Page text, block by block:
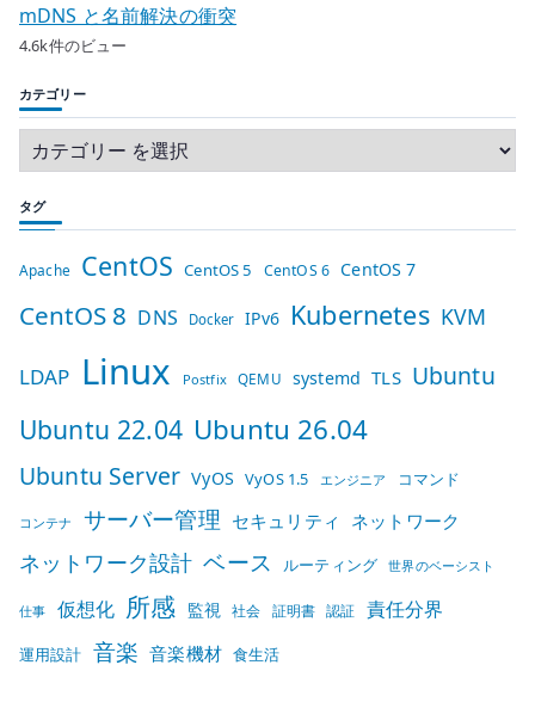
mDNS と名前解決の衝突
4.6k件のビュー
カテゴリー
タグ
Apache CentOS CentOS 5 CentOS 6 CentOS 7
CentOS 8 DNS Docker IPv6 Kubernetes KVM
LDAP Linux Postfix QEMU systemd TLS Ubuntu
Ubuntu 22.04 Ubuntu 26.04
Ubuntu Server VyOS VyOS 1.5 エンジニア コマンド
コンテナ サーバー管理 セキュリティ ネットワーク
ネットワーク設計 ベース ルーティング 世界のベーシスト
仕事 仮想化 所感 監視 社会 証明書 認証 責任分界
運用設計 音楽 音楽機材 食生活